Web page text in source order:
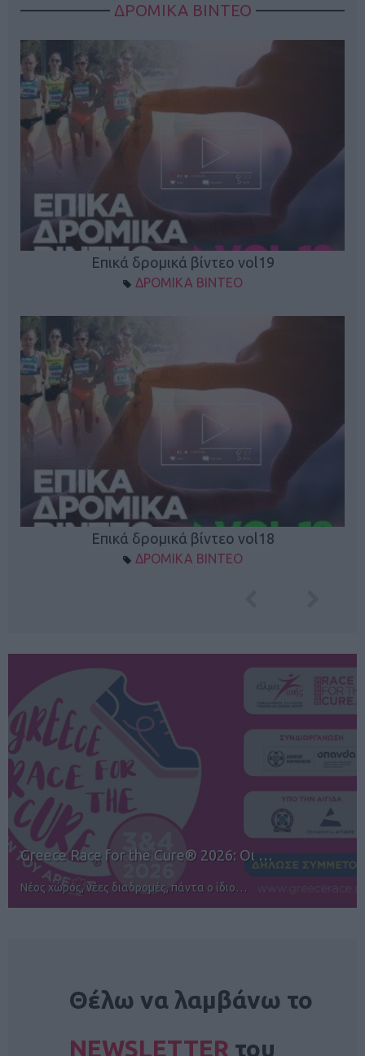
ΔΡΟΜΙΚΑ ΒΙΝΤΕΟ
Επικά δρομικά βίντεο vol19
ΔΡΟΜΙΚΑ ΒΙΝΤΕΟ
Επικά δρομικά βίντεο vol18
ΔΡΟΜΙΚΑ ΒΙΝΤΕΟ
12ος TUI Rhodes Marathon: Άνοιγμα ε…
Αγώνες για όλους στην Ρόδο
Θέλω να λαμβάνω το
NEWSLETTER του